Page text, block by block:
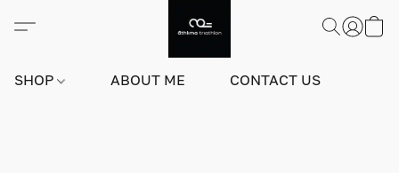
SHOP ABOUT ME CONTACT US